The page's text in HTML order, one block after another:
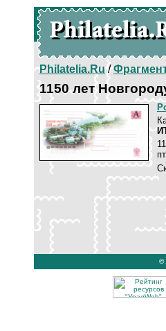
Philatelia.Ru/
1150 лет
©